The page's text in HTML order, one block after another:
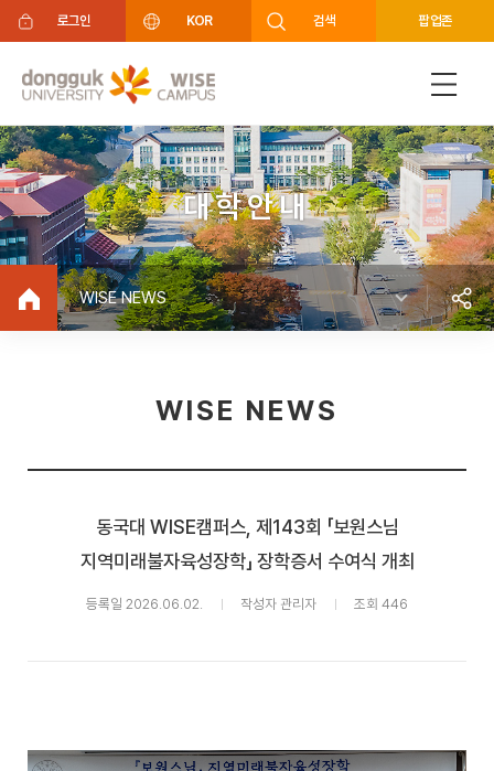
주메뉴 바로가기
푸터 바로가기
로그인 KOR 검색 팝업존
대학안내
WISE NEWS
WISE NEWS
동국대 WISE캠퍼스, 제143회 「보원스님
지역미래불자육성장학」 장학증서 수여식 개최
등록일 2026.06.02. 작성자 관리자 조회 446